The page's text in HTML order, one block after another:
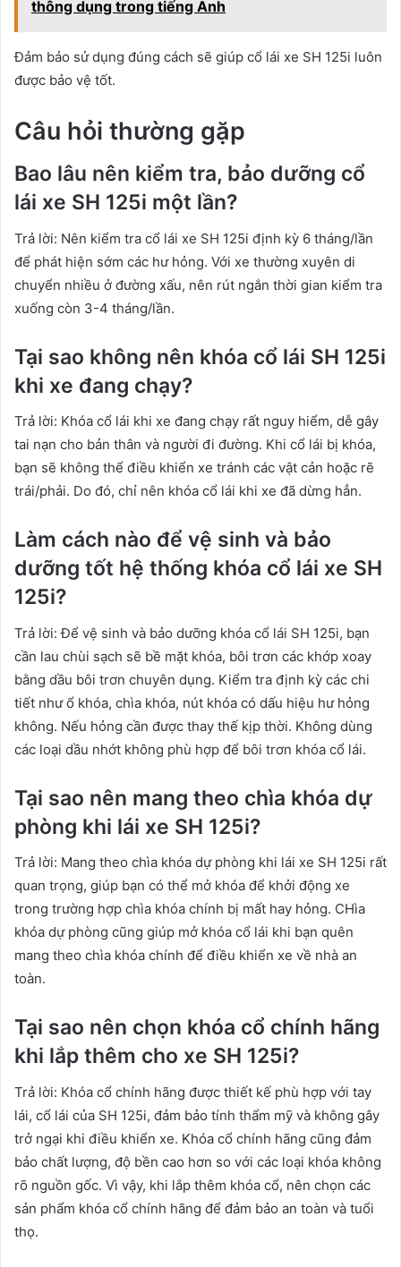
thông dụng trong tiếng Anh
Đảm bảo sử dụng đúng cách sẽ giúp cổ lái xe SH 125i luôn
được bảo vệ tốt.
Câu hỏi thường gặp
Bao lâu nên kiểm tra, bảo dưỡng cổ
lái xe SH 125i một lần?
Trả lời: Nên kiểm tra cổ lái xe SH 125i định kỳ 6 tháng/lần
để phát hiện sớm các hư hỏng. Với xe thường xuyên di
chuyển nhiều ở đường xấu, nên rút ngắn thời gian kiểm tra
xuống còn 3-4 tháng/lần.
Tại sao không nên khóa cổ lái SH 125i
khi xe đang chạy?
Trả lời: Khóa cổ lái khi xe đang chạy rất nguy hiểm, dễ gây
tai nạn cho bản thân và người đi đường. Khi cổ lái bị khóa,
bạn sẽ không thể điều khiển xe tránh các vật cản hoặc rẽ
trái/phải. Do đó, chỉ nên khóa cổ lái khi xe đã dừng hẳn.
Làm cách nào để vệ sinh và bảo
dưỡng tốt hệ thống khóa cổ lái xe SH
125i?
Trả lời: Để vệ sinh và bảo dưỡng khóa cổ lái SH 125i, bạn
cần lau chùi sạch sẽ bề mặt khóa, bôi trơn các khớp xoay
bằng dầu bôi trơn chuyên dụng. Kiểm tra định kỳ các chi
tiết như ổ khóa, chìa khóa, nút khóa có dấu hiệu hư hỏng
không. Nếu hỏng cần được thay thế kịp thời. Không dùng
các loại dầu nhớt không phù hợp để bôi trơn khóa cổ lái.
Tại sao nên mang theo chìa khóa dự
phòng khi lái xe SH 125i?
Trả lời: Mang theo chìa khóa dự phòng khi lái xe SH 125i rất
quan trọng, giúp bạn có thể mở khóa để khởi động xe
trong trường hợp chìa khóa chính bị mất hay hỏng. CHìa
khóa dự phòng cũng giúp mở khóa cổ lái khi bạn quên
mang theo chìa khóa chính để điều khiển xe về nhà an
toàn.
Tại sao nên chọn khóa cổ chính hãng
khi lắp thêm cho xe SH 125i?
Trả lời: Khóa cổ chính hãng được thiết kế phù hợp với tay
lái, cổ lái của SH 125i, đảm bảo tính thẩm mỹ và không gây
trở ngại khi điều khiển xe. Khóa cổ chính hãng cũng đảm
bảo chất lượng, độ bền cao hơn so với các loại khóa không
rõ nguồn gốc. Vì vậy, khi lắp thêm khóa cổ, nên chọn các
sản phẩm khóa cổ chính hãng để đảm bảo an toàn và tuổi
thọ.